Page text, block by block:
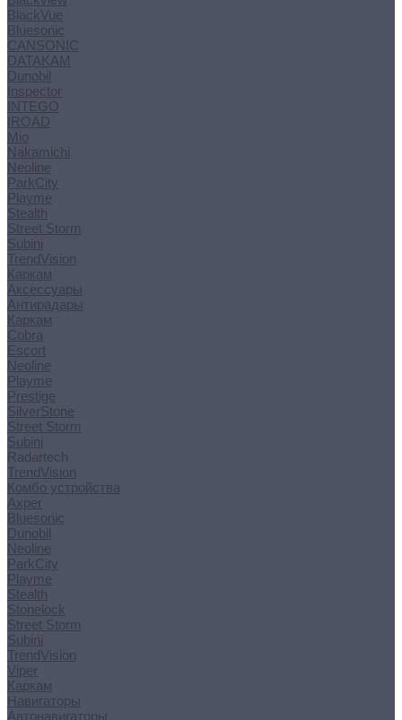
BlackVue
Bluesonic
CANSONIC
DATAKAM
Dunobil
Inspector
INTEGO
IROAD
Mio
Nakamichi
Neoline
ParkCity
Playme
Stealth
Street Storm
Subini
TrendVision
Каркам
Аксессуары
Антирадары
Каркам
Cobra
Escort
Neoline
Playme
Prestige
SilverStone
Street Storm
Subini
Radartech
TrendVision
Комбо устройства
Axper
Bluesonic
Dunobil
Neoline
ParkCity
Playme
Stealth
Stonelock
Street Storm
Subini
TrendVision
Viper
Каркам
Навигаторы
Автонавигаторы